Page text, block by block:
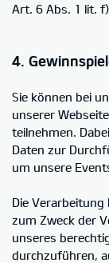
Art. 6 Abs. 1 lit. f)
4.
Sie können bei
unserer
teilnehmen.
Daten zur
um unsere
Die
zum Zweck der
unseres
durchzuführen,